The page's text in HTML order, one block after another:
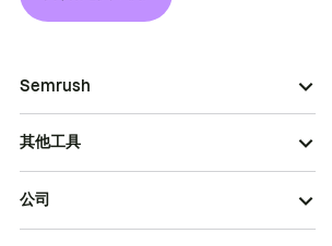
Semrush
其他工具
公司